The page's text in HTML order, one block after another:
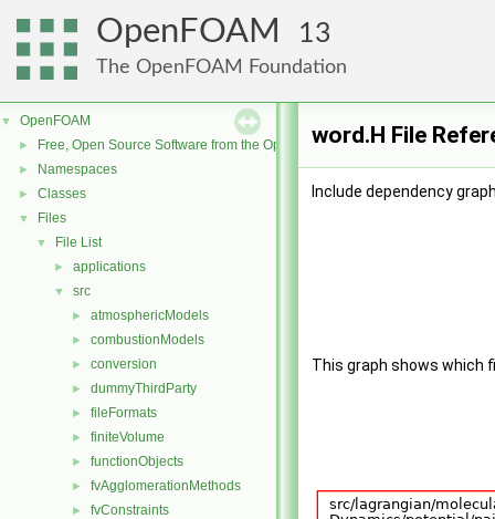
OpenFOAM 13
The OpenFOAM Foundation
▼ OpenFOAM
► Free, Open Source Software from the OpenFOAM Foundation
► Namespaces
► Classes
▼ Files
▼ File List
► applications
▼ src
► atmosphericModels
► combustionModels
► conversion
► dummyThirdParty
► fileFormats
► finiteVolume
► functionObjects
► fvAgglomerationMethods
► fvConstraints
word.H File
Include dependency
This graph shows which